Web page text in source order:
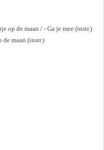
op de maan / - Ga je mee (instr.)
maan (instr.)